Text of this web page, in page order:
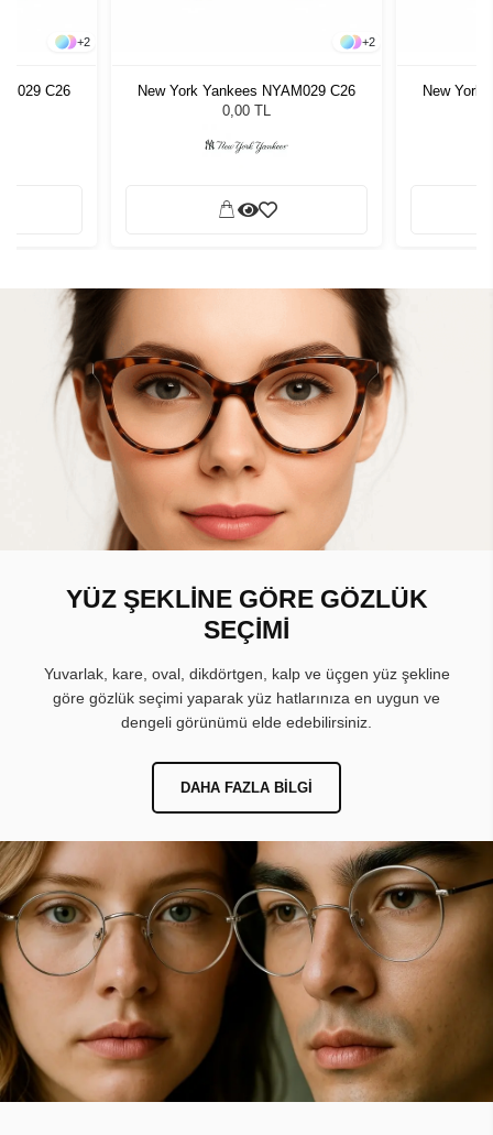
+2
C26
+2
New York Yankees NYAM029 C26
0,00 TL
New York
YÜZ ŞEKLİNE GÖRE GÖZLÜK
SEÇİMİ
Yuvarlak, kare, oval, dikdörtgen, kalp ve üçgen yüz şekline
göre gözlük seçimi yaparak yüz hatlarınıza en uygun ve
dengeli görünümü elde edebilirsiniz.
DAHA FAZLA BILGI